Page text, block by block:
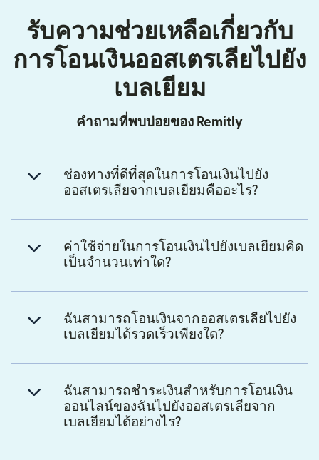
รับความช่วยเหลือเกี่ยวกับ
การโอนเงินออสเตรเลียไปยัง
เบลเยียม
คำถามที่พบบ่อยของ Remitly
ช่องทางที่ดีที่สุดในการโอนเงินไปยัง
ออสเตรเลียจากเบลเยียมคืออะไร?
ค่าใช้จ่ายในการโอนเงินไปยังเบลเยียมคิด
เป็นจำนวนเท่าใด?
ฉันสามารถโอนเงินจากออสเตรเลียไปยัง
เบลเยียมได้รวดเร็วเพียงใด?
ฉันสามารถชำระเงินสำหรับการโอนเงิน
ออนไลน์ของฉันไปยังออสเตรเลียจาก
เบลเยียมได้อย่างไร?